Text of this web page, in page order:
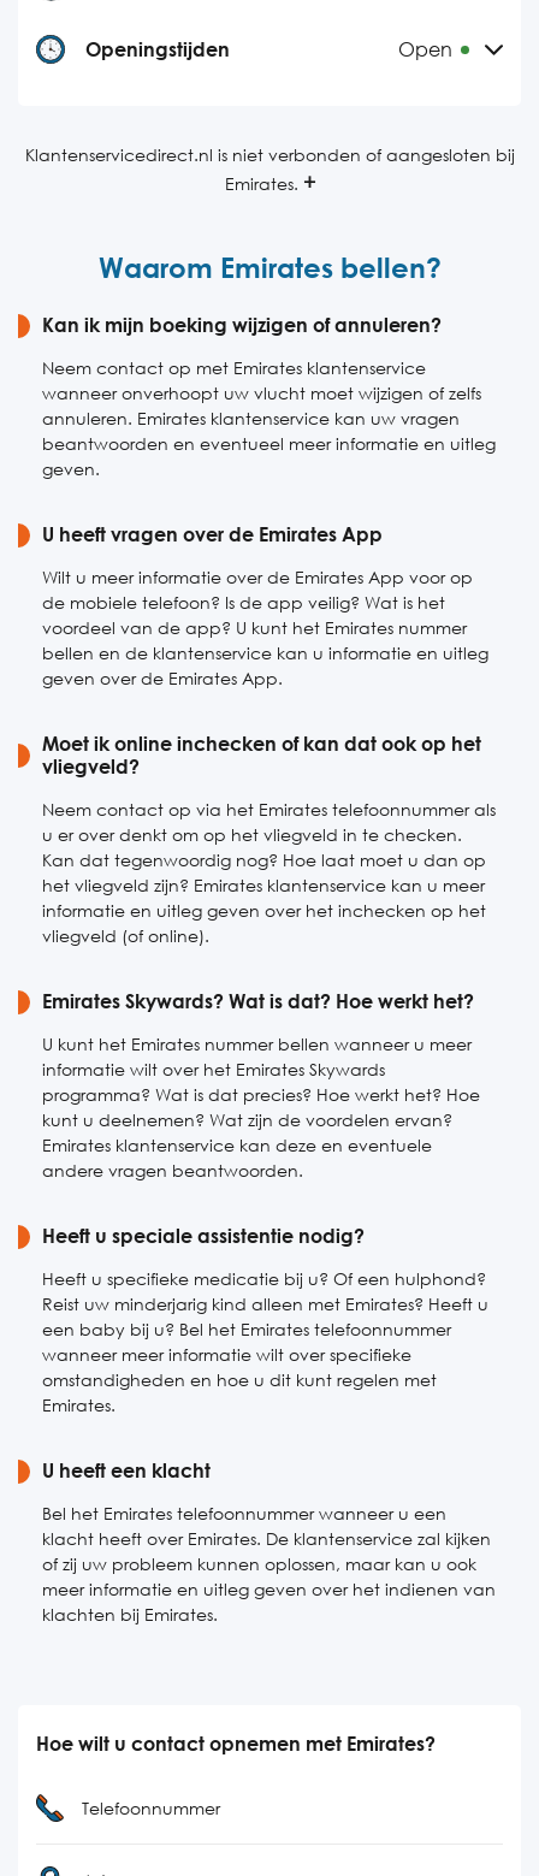
Openingstijden Open
Dinsdag
24 uur bereikbaar
Vrijdag
24 uur bereikbaar
Zaterdag
24 uur bereikbaar
Zondag
24 uur bereikbaar
Klantenservicedirect.nl is niet verbonden of aangesloten bij
Emirates.
Waarom Emirates bellen?
Kan ik mijn boeking wijzigen of annuleren?
Neem contact op met Emirates klantenservice
wanneer onverhoopt uw vlucht moet wijzigen of zelfs
annuleren. Emirates klantenservice kan uw vragen
beantwoorden en eventueel meer informatie en uitleg
geven.
U heeft vragen over de Emirates App
Wilt u meer informatie over de Emirates App voor op
de mobiele telefoon? Is de app veilig? Wat is het
voordeel van de app? U kunt het Emirates nummer
bellen en de klantenservice kan u informatie en uitleg
geven over de Emirates App.
Moet ik online inchecken of kan dat ook op het
vliegveld?
Neem contact op via het Emirates telefoonnummer als
u er over denkt om op het vliegveld in te checken.
Kan dat tegenwoordig nog? Hoe laat moet u dan op
het vliegveld zijn? Emirates klantenservice kan u meer
informatie en uitleg geven over het inchecken op het
vliegveld (of online).
Emirates Skywards? Wat is dat? Hoe werkt het?
U kunt het Emirates nummer bellen wanneer u meer
informatie wilt over het Emirates Skywards
programma? Wat is dat precies? Hoe werkt het? Hoe
kunt u deelnemen? Wat zijn de voordelen ervan?
Emirates klantenservice kan deze en eventuele
andere vragen beantwoorden.
Heeft u speciale assistentie nodig?
Heeft u specifieke medicatie bij u? Of een hulphond?
Reist uw minderjarig kind alleen met Emirates? Heeft u
een baby bij u? Bel het Emirates telefoonnummer
wanneer meer informatie wilt over specifieke
omstandigheden en hoe u dit kunt regelen met
Emirates.
U heeft een klacht
Bel het Emirates telefoonnummer wanneer u een
klacht heeft over Emirates. De klantenservice zal kijken
of zij uw probleem kunnen oplossen, maar kan u ook
meer informatie en uitleg geven over het indienen van
klachten bij Emirates.
Hoe wilt u contact opnemen met Emirates?
Telefoonnummer